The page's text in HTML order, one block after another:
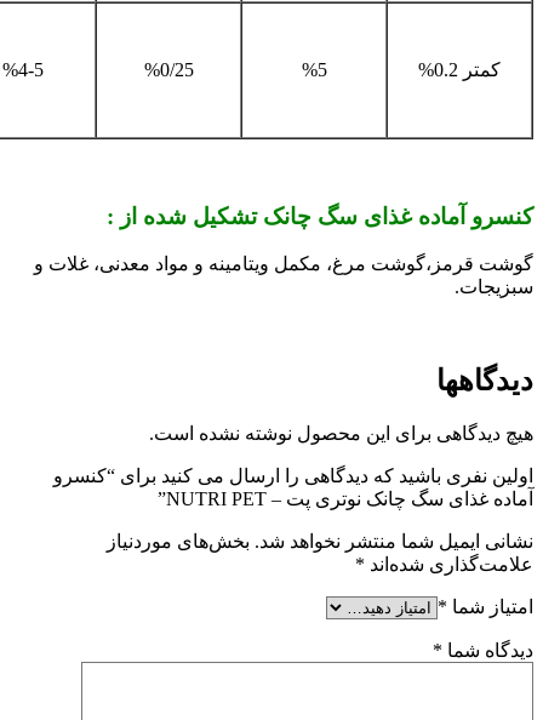
کمتر 0.2% %5
%0/25
%4-5
کنسرو آماده غذای سگ چانک تشکیل شده از :
گوشت قرمز،گوشت مرغ، مکمل ویتامینه و مواد معدنی، غلات و
سبزیجات.
دیدگاهها
هیچ دیدگاهی برای این محصول نوشته نشده است.
اولین نفری باشید که دیدگاهی را ارسال می کنید برای “کنسرو
آماده غذای سگ چانک نوتری پت – NUTRI PET”
نشانی ایمیل شما منتشر نخواهد شد. بخش‌های موردنیاز
علامت‌گذاری شده‌اند *
امتیاز شما *
دیدگاه شما *